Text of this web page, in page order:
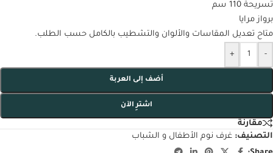
تسريحة 110 سم
برواز مرايا
متاح تعديل المقاسات والألوان والتشطيب بالكامل حسب الطلب.
-
+
أضف إلى العربة
اشترِ الآن
مقارنة
التصنيف: غرف نوم الأطفال و الشباب